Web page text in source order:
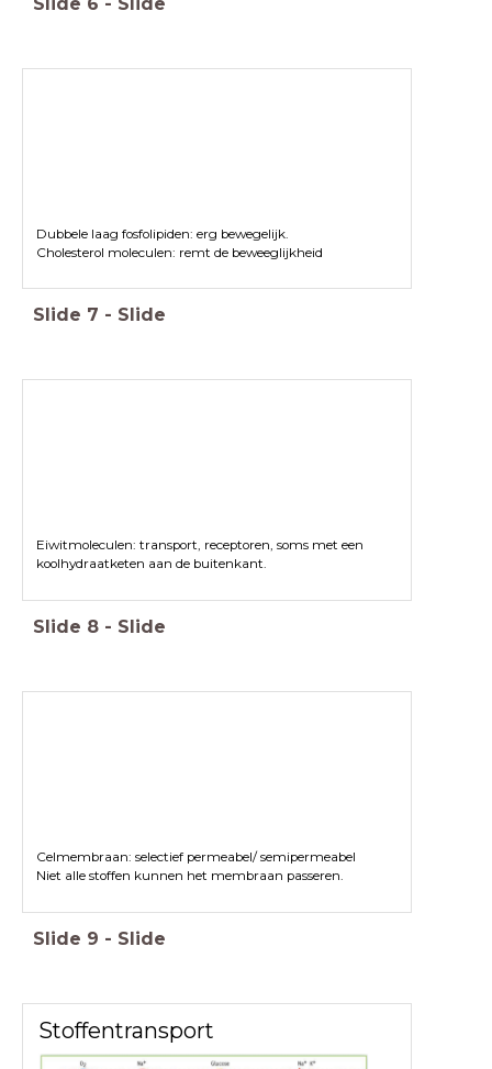
Dubbele laag fosfolipiden: erg bewegelijk.
Cholesterol moleculen: remt de beweeglijkheid
Slide 7 - Slide
Eiwitmoleculen: transport, receptoren, soms met een
koolhydraatketen aan de buitenkant.
Slide 8 - Slide
Celmembraan: selectief permeabel/ semipermeabel
Niet alle stoffen kunnen het membraan passeren.
Slide 9 - Slide
Stoffentransport